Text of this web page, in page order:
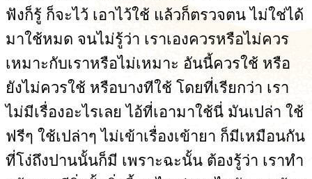
ฟังก็รู้ ก็จะไว้ เอาไว้ใช้ แล้วก็ตรวจตน ไม่ใช่ได้
มาใช้หมด จนไม่รู้ว่า เราเองควรหรือไม่ควร
เหมาะกับเราหรือไม่เหมาะ อันนี้ควรใช้ หรือ
ยังไม่ควรใช้ หรือบางทีใช้ โดยที่เรียกว่า เรา
ไม่มีเรื่องอะไรเลย ไอ้ที่เอามาใช้นี่ มันเปล่า ใช้
ฟรีๆ ใช้เปล่าๆ ไม่เข้าเรื่องเข้ายา ก็มีเหมือนกัน
ที่โง่ถึงปานนั้นก็มี เพราะฉะนั้น ต้องรู้ว่า เราทำ